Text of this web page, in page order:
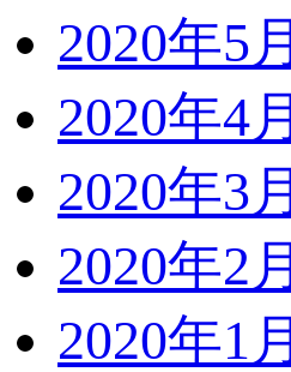
2020年5月
2020年4月
2020年3月
2020年2月
2020年1月